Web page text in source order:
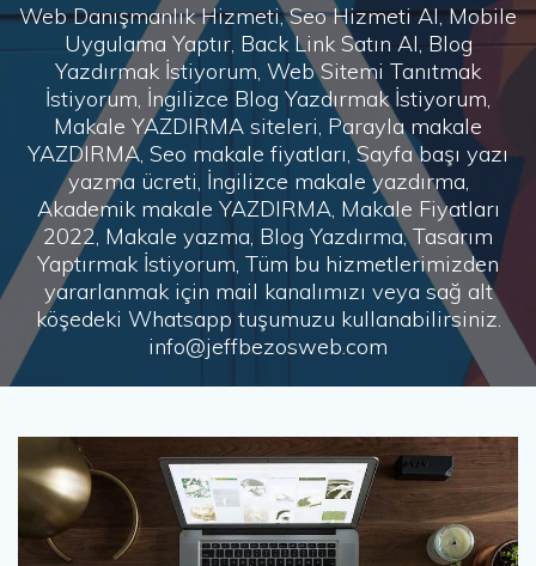
Web Danışmanlık Hizmeti, Seo Hizmeti Al, Mobile
Uygulama Yaptır, Back Link Satın Al, Blog
Yazdırmak İstiyorum, Web Sitemi Tanıtmak
İstiyorum, İngilizce Blog Yazdırmak İstiyorum,
Makale YAZDIRMA siteleri, Parayla makale
YAZDIRMA, Seo makale fiyatları, Sayfa başı yazı
yazma ücreti, İngilizce makale yazdırma,
Akademik makale YAZDIRMA, Makale Fiyatları
2022, Makale yazma, Blog Yazdırma, Tasarım
Yaptırmak İstiyorum, Tüm bu hizmetlerimizden
yararlanmak için mail kanalımızı veya sağ alt
köşedeki Whatsapp tuşumuzu kullanabilirsiniz.
info@jeffbezosweb.com